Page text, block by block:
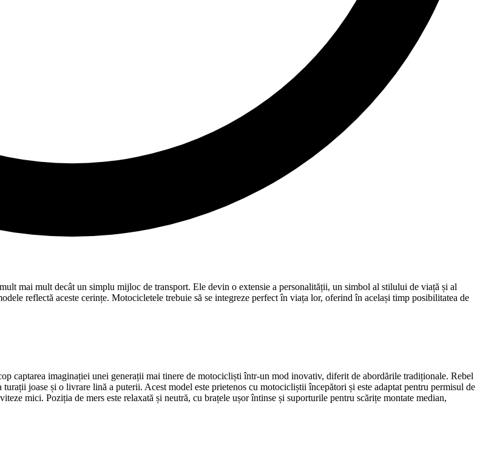
mai mult decât un simplu mijloc de transport. Ele devin o extensie a personalității, un simbol al stilului de viață și al
reflectă aceste cerințe. Motocicletele trebuie să se integreze perfect în viața lor, oferind în același timp posibilitatea de
captarea imaginației unei generații mai tinere de motocicliști într-un mod inovativ, diferit de abordările tradiționale. Rebel
joase și o livrare lină a puterii. Acest model este prietenos cu motocicliștii începători și este adaptat pentru permisul de
mici. Poziția de mers este relaxată și neutră, cu brațele ușor întinse și suporturile pentru scărițe montate median,